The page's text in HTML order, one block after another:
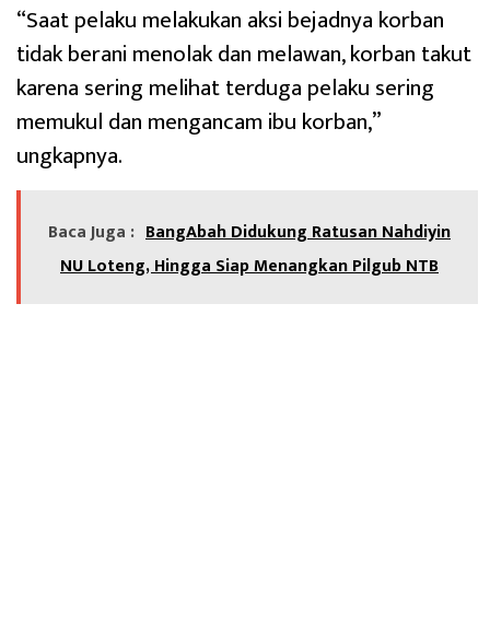
“Saat pelaku melakukan aksi bejadnya korban
tidak berani menolak dan melawan, korban takut
karena sering melihat terduga pelaku sering
memukul dan mengancam ibu korban,”
ungkapnya.
Baca Juga : BangAbah Didukung Ratusan Nahdiyin
NU Loteng, Hingga Siap Menangkan Pilgub NTB